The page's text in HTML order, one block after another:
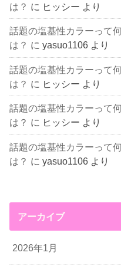
は？ に ヒッシー より
話題の塩基性カラーって
は？ にyasuo1106 より
話題の塩基性カラーって
は？ に ヒッシー より
話題の塩基性カラーって
は？ に ヒッシー より
話題の塩基性カラーって
は？ にyasuo1106 より
アーカイブ
2026年1月